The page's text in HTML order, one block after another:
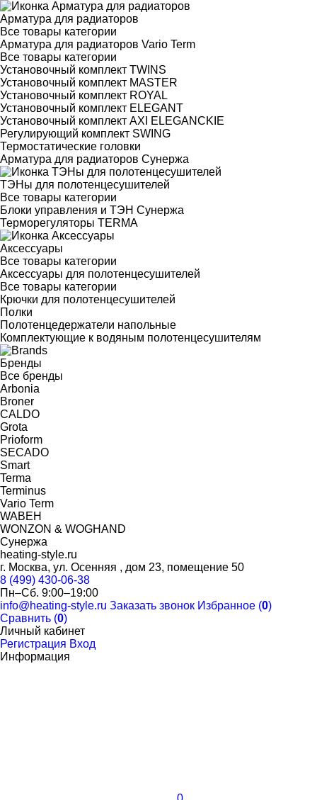
Арматура для радиаторов
Все товары категории
Арматура для радиаторов Vario Term
Все товары категории
Установочный комплект TWINS
Установочный комплект MASTER
Установочный комплект ROYAL
Установочный комплект ELEGANT
Установочный комплект AXI ELEGANCKIE
Регулирующий комплект SWING
Термостатические головки
Арматура для радиаторов Сунержа
ТЭНы для полотенцесушителей
Все товары категории
Блоки управления и ТЭН Сунержа
Терморегуляторы TERMA
Аксессуары
Все товары категории
Аксессуары для полотенцесушителей
Все товары категории
Крючки для полотенцесушителей
Полки
Полотенцедержатели напольные
Комплектующие к водяным полотенцесушителям
Бренды
Все бренды
Arbonia
Broner
CALDO
Grota
Prioform
SECADO
Smart
Terma
Terminus
Vario Term
WABEH
WONZON & WOGHAND
Сунержа
heating-style.ru
г. Москва, ул. Осенняя , дом 23, помещение 50
8 (499) 430-06-38
Пн–Сб. 9:00–19:00
info@heating-style.ru Заказать звонок Избранное (0)
Сравнить (0)
Личный кабинет
Регистрация Вход
Информация